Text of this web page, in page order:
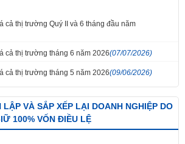
cả thị trường Quý II và 6 tháng đầu năm
cả thị trường tháng 6 năm 2026(07/07/2026)
cả thị trường tháng 5 năm 2026(09/06/2026)
VÀ SẮP XẾP LẠI DOANH NGHIỆP DO
100% VỐN ĐIỀU LỆ